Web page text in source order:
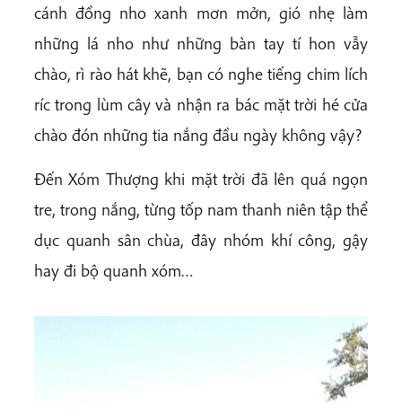
cánh đồng nho xanh mơn mởn, gió nhẹ làm
những lá nho như những bàn tay tí hon vẫy
chào, rì rào hát khẽ, bạn có nghe tiếng chim lích
ríc trong lùm cây và nhận ra bác mặt trời hé cửa
chào đón những tia nắng đầu ngày không vậy?
Đến Xóm Thượng khi mặt trời đã lên quá ngọn
tre, trong nắng, từng tốp nam thanh niên tập thể
dục quanh sân chùa, đây nhóm khí công, gậy
hay đi bộ quanh xóm…